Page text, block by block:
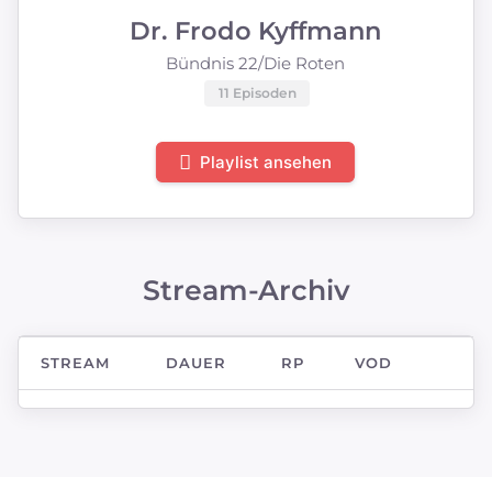
Dr. Frodo Kyffmann
Bündnis 22/Die Roten
11 Episoden
Playlist ansehen
Stream-Archiv
STREAM DAUER RP VOD